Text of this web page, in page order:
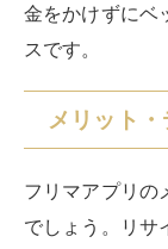
金をかけずにベ
スです。
メリット・
フリマアプリの
でしょう。リサ